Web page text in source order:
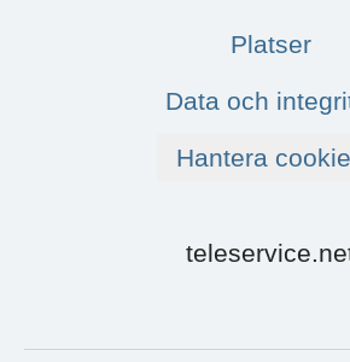
Platser
Data och
Hantera